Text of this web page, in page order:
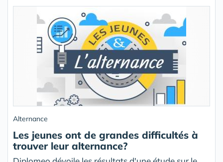
Alternance
Les jeunes ont de grandes difficultés à
trouver leur alternance?